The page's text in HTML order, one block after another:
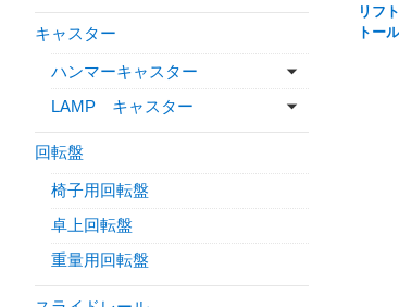
リフ
トー
キャスター
ハンマーキャスター
LAMP キャスター
回転盤
椅子用回転盤
卓上回転盤
重量用回転盤